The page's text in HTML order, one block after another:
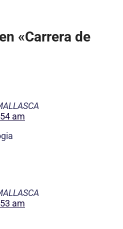
«Carrera de
am
am